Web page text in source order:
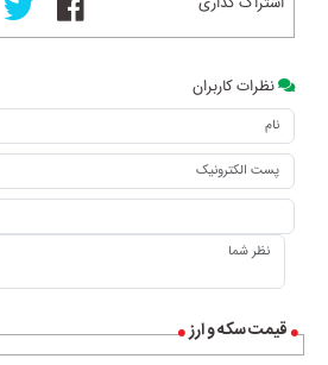
قیمت سکه و ارز
نظرات کاربران